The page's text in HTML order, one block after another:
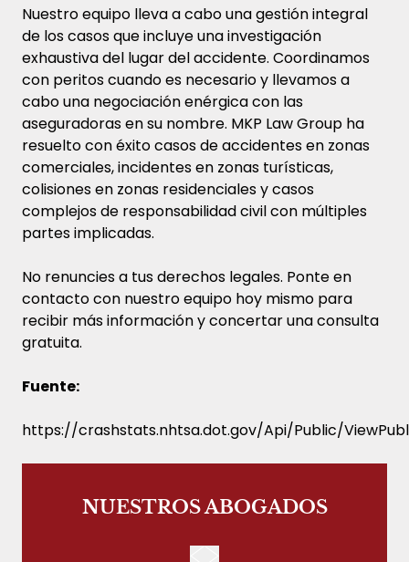
Nuestro equipo lleva a cabo una gestión integral
de los casos que incluye una investigación
exhaustiva del lugar del accidente. Coordinamos
con peritos cuando es necesario y llevamos a
cabo una negociación enérgica con las
aseguradoras en su nombre. MKP Law Group ha
resuelto con éxito casos de accidentes en zonas
comerciales, incidentes en zonas turísticas,
colisiones en zonas residenciales y casos
complejos de responsabilidad civil con múltiples
partes implicadas.
No renuncies a tus derechos legales. Ponte en
contacto con nuestro equipo hoy mismo para
recibir más información y concertar una consulta
gratuita.
Fuente:
https://crashstats.nhtsa.dot.gov/Api/Public/
NUESTROS ABOGADOS